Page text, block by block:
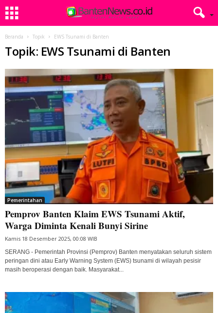
Beranda Topik EWS Tsunami di Banten
Topik: EWS Tsunami di Banten
Pemerintahan
Pemprov Banten Klaim EWS Tsunami Aktif,
Warga Diminta Kenali Bunyi Sirine
Kamis 18 Desember 2025, 00:08 WIB
SERANG - Pemerintah Provinsi (Pemprov) Banten menyatakan seluruh sistem
peringan dini atau Early Warning System (EWS) tsunami di wilayah pesisir
masih beroperasi dengan baik. Masyarakat...